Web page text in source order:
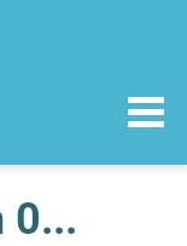
Retirada do Certificado CE de Conformidade nºR206/05, emitido em 06 de Outubro de 2005 pelo INFARMED, da firma Luteme Fábrica de Pensos Cirúrgicos, S.A